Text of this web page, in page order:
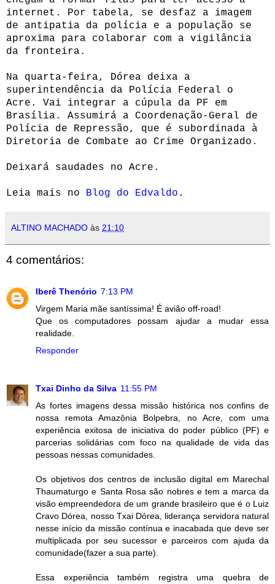
internet. Por tabela, se desfaz a imagem
de antipatia da polícia e a população se
aproxima para colaborar com a vigilância
da fronteira.
Na quarta-feira, Dórea deixa a
superintendência da Polícia Federal o
Acre. Vai integrar a cúpula da PF em
Brasília. Assumirá a Coordenação-Geral de
Polícia de Repressão, que é subordinada à
Diretoria de Combate ao Crime Organizado.
Deixará saudades no Acre.
Leia mais no Blog do Edvaldo .
ALTINO MACHADO às 21:10
4 comentários:
Iberê Thenório 7:13 PM
Virgem Maria mãe santíssima! É avião off-road!
Que os computadores possam ajudar a mudar essa
realidade.
Responder
Txai Dinho da Silva 11:55 PM
As fortes imagens dessa missão histórica nos confins de
nossa remota Amazônia Bolpebra, no Acre, com uma
experiência exitosa de iniciativa do poder público (PF) e
parcerias solidárias com foco na qualidade de vida das
pessoas nessas comunidades.
Os objetivos dos centros de inclusão digital em Marechal
Thaumaturgo e Santa Rosa são nobres e tem a marca da
visão empreendedora de um grande brasileiro que é o Luiz
Cravo Dórea, nosso Txai Dórea, liderança servidora natural
nesse início da missão contínua e inacabada que deve ser
multiplicada por seu sucessor e parceiros com ajuda da
comunidade(fazer a sua parte).
Essa experiência também registra uma quebra de